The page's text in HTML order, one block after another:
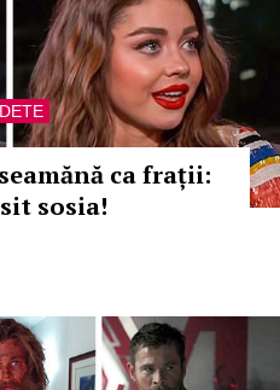
ca frații:
sosia!